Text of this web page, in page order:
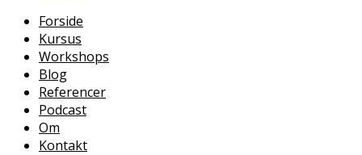
Forside
Kursus
Workshops
Blog
Referencer
Podcast
Om
Kontakt